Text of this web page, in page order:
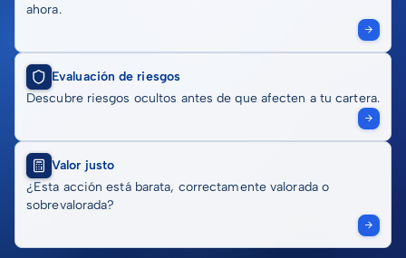
ahora.
Evaluación de riesgos
Descubre riesgos ocultos antes de que afecten a tu cartera.
Valor justo
¿Esta acción está barata, correctamente valorada o
sobrevalorada?